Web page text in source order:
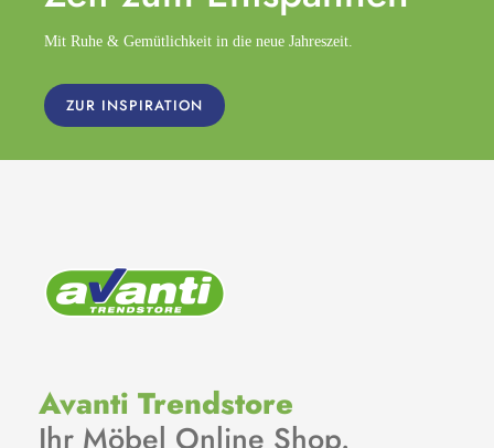
Mit Ruhe & Gemütlichkeit in die neue Jahreszeit.
ZUR INSPIRATION
Avanti Trendstore
Ihr Möbel Online Shop.